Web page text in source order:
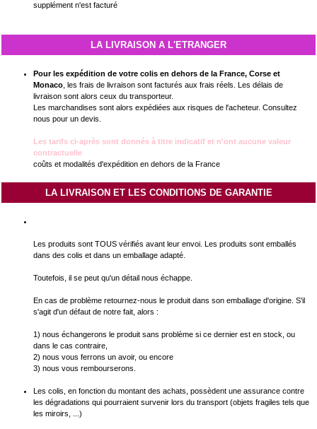
supplément n'est facturé
LA LIVRAISON A L'ETRANGER
Pour les expédition de votre colis en dehors de la France, Corse et
Monaco , les frais de livraison sont facturés aux frais réels. Les délais de
livraison sont alors ceux du transporteur.
Les marchandises sont alors expédiées aux risques de l'acheteur. Consultez
nous pour un devis.
Les tarifs ci-après sont donnés à titre indicatif et n'ont aucune valeur
contractuelle
coûts et modalités d'expédition en dehors de la France
LA LIVRAISON ET LES CONDITIONS DE GARANTIE
Les produits sont TOUS vérifiés avant leur envoi. Les produits sont emballés
dans des colis et dans un emballage adapté.
Toutefois, il se peut qu'un détail nous échappe.
En cas de problème retournez-nous le produit dans son emballage d'origine. S'il
s'agit d'un défaut de notre fait, alors :
1) nous échangerons le produit sans problème si ce dernier est en stock, ou
dans le cas contraire,
2) nous vous ferrons un avoir, ou encore
3) nous vous rembourserons.
Les colis, en fonction du montant des achats, possèdent une assurance contre
les dégradations qui pourraient survenir lors du transport (objets fragiles tels que
les miroirs, ...)